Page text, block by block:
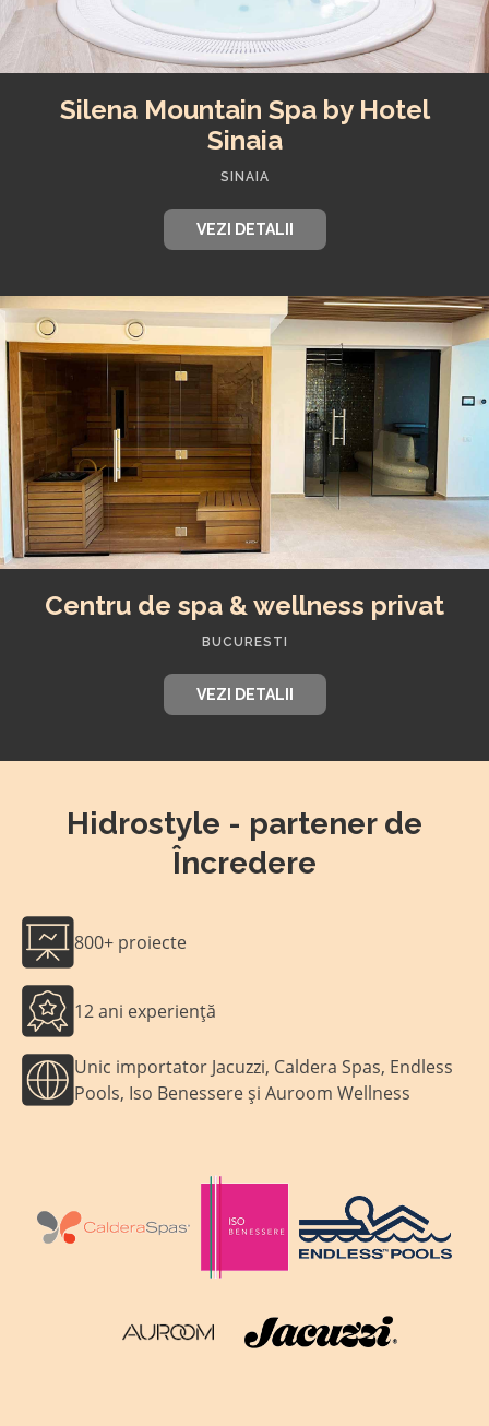
Silena Mountain Spa by Hotel
Sinaia
SINAIA
VEZI DETALII
Centru de spa & wellness privat
BUCURESTI
VEZI DETALII
Hidrostyle - partener de
Încredere
800+ proiecte
12 ani experiență
Unic importator Jacuzzi, Caldera Spas, Endless
Pools, Iso Benessere și Auroom Wellness